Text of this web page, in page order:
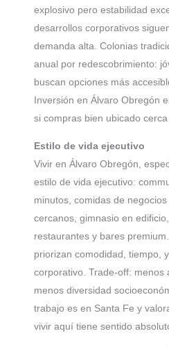
explosivo pero estabilidad
desarrollos corporativos
demanda alta. Colonias
anual por redescobrimiento:
buscan opciones más
Inversión en Álvaro Obregón
si compras bien ubicado
Estilo de vida ejecutivo
Vivir en Álvaro Obregón,
estilo de vida ejecutivo:
minutos, comidas de
cercanos, gimnasio en
restaurantes y bares
priorizan comodidad, tiempo,
corporativo. Trade-off: menos
menos diversidad
trabajo es en Santa Fe y
vivir aquí tiene sentido